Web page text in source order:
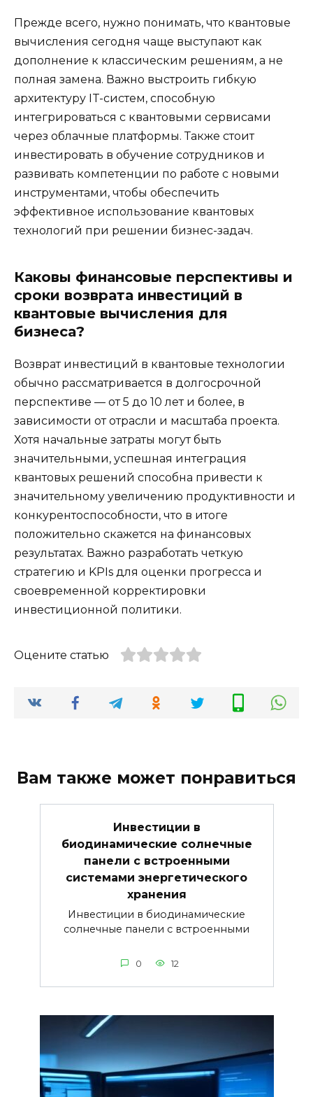
Прежде всего, нужно понимать, что квантовые
вычисления сегодня чаще выступают как
дополнение к классическим решениям, а не
полная замена. Важно выстроить гибкую
архитектуру IT-систем, способную
интегрироваться с квантовыми сервисами
через облачные платформы. Также стоит
инвестировать в обучение сотрудников и
развивать компетенции по работе с новыми
инструментами, чтобы обеспечить
эффективное использование квантовых
технологий при решении бизнес-задач.
Каковы финансовые перспективы и
сроки возврата инвестиций в
квантовые вычисления для
бизнеса?
Возврат инвестиций в квантовые технологии
обычно рассматривается в долгосрочной
перспективе — от 5 до 10 лет и более, в
зависимости от отрасли и масштаба проекта.
Хотя начальные затраты могут быть
значительными, успешная интеграция
квантовых решений способна привести к
значительному увеличению продуктивности и
конкурентоспособности, что в итоге
положительно скажется на финансовых
результатах. Важно разработать четкую
стратегию и KPIs для оценки прогресса и
своевременной корректировки
инвестиционной политики.
Оцените статью
Вам также может понравиться
Инвестиции в
биодинамические солнечные
панели с встроенными
системами энергетического
хранения
Инвестиции в биодинамические
солнечные панели с встроенными
0 12